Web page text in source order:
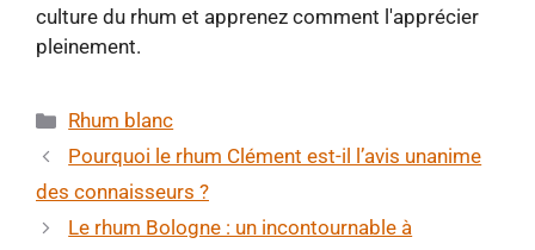
Catégories
Rhum blanc
Pourquoi le rhum Clément est-il l’avis unanime
des connaisseurs ?
Le rhum Bologne : un incontournable à